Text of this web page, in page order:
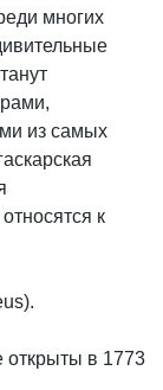
многих
из самых
к
открыты в 1773